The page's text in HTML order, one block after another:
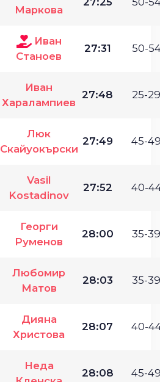
Маркова
Иван
Станоев
27:31 50-
Иван
Харалампиев
27:48 25-
Люк
Скайуокърски
27:49 45-
Vasil
Kostadinov
27:52 40-
Георги
Руменов
28:00 35-
Любомир
Матов
28:03 35-
Дияна
Христова
28:07 40-
Неда
28:08 45-